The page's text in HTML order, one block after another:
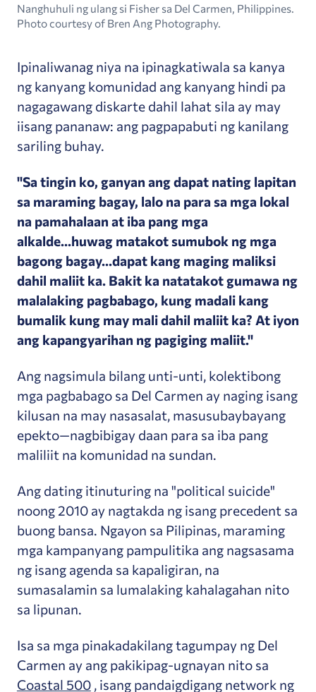
Nanghuhuli ng ulang si Fisher sa Del Carmen, Philippines.
Photo courtesy of Bren Ang Photography.
Ipinaliwanag niya na ipinagkatiwala sa kanya
ng kanyang komunidad ang kanyang hindi pa
nagagawang diskarte dahil lahat sila ay may
iisang pananaw: ang pagpapabuti ng kanilang
sariling buhay.
"Sa tingin ko, ganyan ang dapat nating lapitan
sa maraming bagay, lalo na para sa mga lokal
na pamahalaan at iba pang mga
alkalde...huwag matakot sumubok ng mga
bagong bagay...dapat kang maging maliksi
dahil maliit ka. Bakit ka natatakot gumawa ng
malalaking pagbabago, kung madali kang
bumalik kung may mali dahil maliit ka? At iyon
ang kapangyarihan ng pagiging maliit."
Ang nagsimula bilang unti-unti, kolektibong
mga pagbabago sa Del Carmen ay naging isang
kilusan na may nasasalat, masusubaybayang
epekto—nagbibigay daan para sa iba pang
maliliit na komunidad na sundan.
Ang dating itinuturing na "political suicide"
noong 2010 ay nagtakda ng isang precedent sa
buong bansa. Ngayon sa Pilipinas, maraming
mga kampanyang pampulitika ang nagsasama
ng isang agenda sa kapaligiran, na
sumasalamin sa lumalaking kahalagahan nito
sa lipunan.
Isa sa mga pinakadakilang tagumpay ng Del
Carmen ay ang pakikipag-ugnayan nito sa
Coastal 500 , isang pandaigdigang network ng